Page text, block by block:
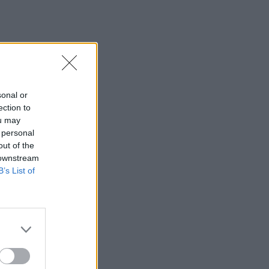
or
to
may
of the
List of
σημασία των παρεμβάσεων του
ΠΑΣΕΒΙΠΕ